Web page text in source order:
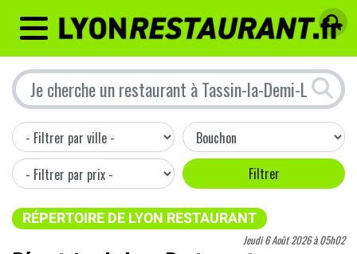
MENU
RÉPERTOIRE DE LYON RESTAURANT
Jeudi 6 Août 2026 à 05h02